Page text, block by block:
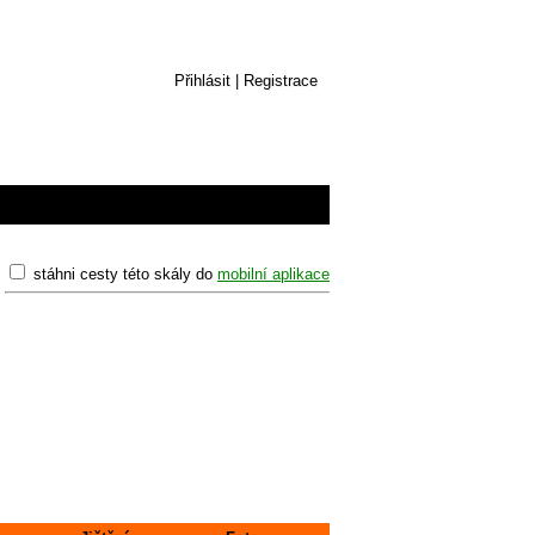
Přihlásit Registrace
stáhni cesty této skály do mobilní aplikace